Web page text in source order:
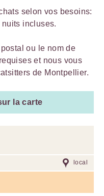
selon vos besoins:
incluses.
ou le nom de
et nous vous
de Montpellier.
la carte
local